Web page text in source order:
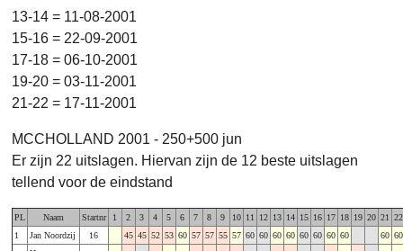
13-14 = 11-08-2001
15-16 = 22-09-2001
17-18 = 06-10-2001
19-20 = 03-11-2001
21-22 = 17-11-2001
MCCHOLLAND 2001 - 250+500 jun
Er zijn 22 uitslagen. Hiervan zijn de 12 beste uitslagen
tellend voor de eindstand
PL Naam Startnr 1 2 3 4 5 6 7 8 9 10 11 12 13 14 15 16 17 18 19 20 21
22
1
Jan Noordzij 16 45 45 52 53 60 57 57 55 57 60 60 60 60 60 60 60 60 60 60